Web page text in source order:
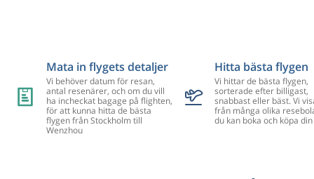
Mata in flygets detaljer
Vi behöver datum för resan,
antal resenärer, och om du vill
ha incheckat bagage på flighten,
för att kunna hitta de bästa
flygen från Stockholm till
Wenzhou
Hitta bästa flygen
Vi hittar de bästa flygen,
sorterade efter billigast,
snabbast eller bäst. Vi
från många olika
du kan boka och köpa